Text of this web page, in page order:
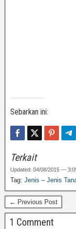
Sebarkan ini:
Terkait
Updated: 04/08/2015 —
Tag: Jenis – Jenis
← Previous Post
1 Comment